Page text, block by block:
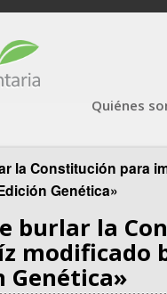
Quiénes
la Constitución para
Genética»
burlar la
modificado
Genética»